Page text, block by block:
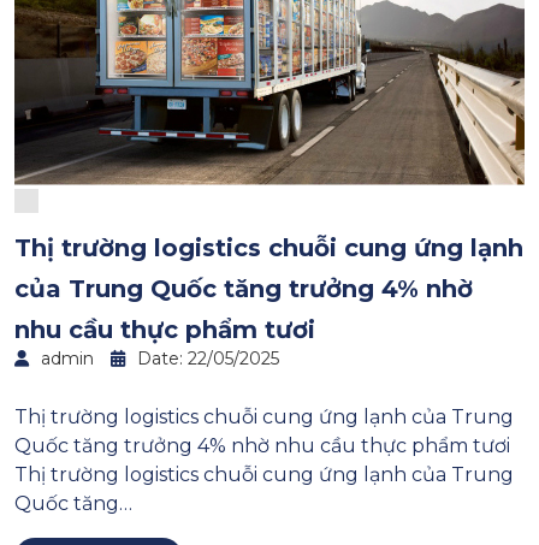
Thị trường logistics chuỗi cung ứng lạnh
của Trung Quốc tăng trưởng 4% nhờ
nhu cầu thực phẩm tươi
admin Date: 22/05/2025
Thị trường logistics chuỗi cung ứng lạnh của Trung
Quốc tăng trưởng 4% nhờ nhu cầu thực phẩm tươi
Thị trường logistics chuỗi cung ứng lạnh của Trung
Quốc tăng…